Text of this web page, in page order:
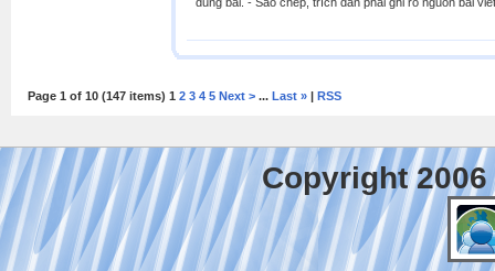
Page 1 of 10 (147 items) 1 2 3 4 5 Next > ... Last » RSS
Copyright 2006